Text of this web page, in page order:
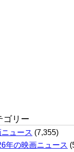
ゴリー
ュース (7,355)
年の映画ニュース